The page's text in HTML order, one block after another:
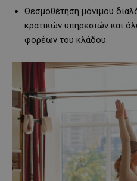
Θεσμοθέτηση μόνιμου
κρατικών υπηρεσιών και
φορέων του κλάδου.